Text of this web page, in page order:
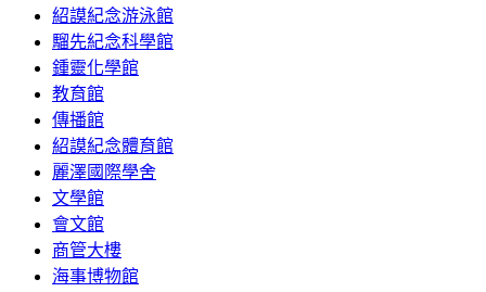
紹謨紀念游泳館
騮先紀念科學館
鍾靈化學館
教育館
傳播館
紹謨紀念體育館
麗澤國際學舍
文學館
會文館
商管大樓
海事博物館